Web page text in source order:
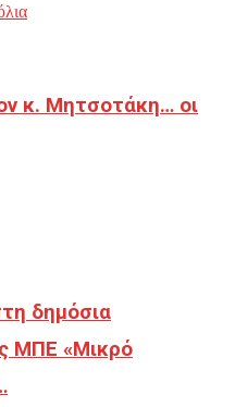
κ. Μητσοτάκη… οι
δημόσια
ΜΠΕ «Μικρό